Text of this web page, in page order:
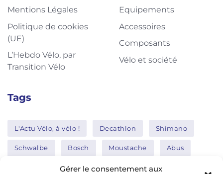
Gérer le consentement aux
Mentions Légales
Politique de cookies
(UE)
L’Hebdo Vélo, par
Transition Vélo
Equipements
Accessoires
Composants
Vélo et société
Tags
L'Actu Vélo, à vélo ! Decathlon Shimano
Schwalbe Bosch Moustache Abus
Thule Nakamura